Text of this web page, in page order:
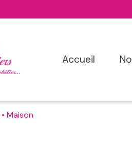
accueil
Maison